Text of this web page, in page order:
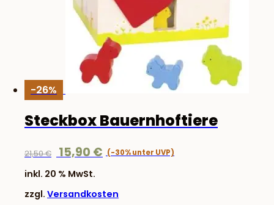
-26%
Steckbox Bauernhoftiere
21,50€
Ursprünglicher
war:
21,50 €
15,90 €
inkl. 20 % MwSt.
zzgl. Versandkosten